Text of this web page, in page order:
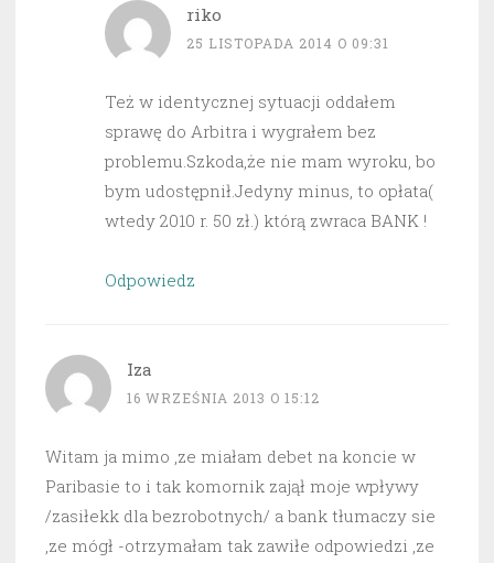
riko
25 LISTOPADA 2014 O 09:31
Też w identycznej sytuacji oddałem
sprawę do Arbitra i wygrałem bez
problemu.Szkoda,że nie mam wyroku, bo
bym udostępnił.Jedyny minus, to opłata(
wtedy 2010 r. 50 zł.) którą zwraca BANK !
Odpowiedz
Iza
16 WRZEŚNIA 2013 O 15:12
Witam ja mimo ,ze miałam debet na koncie w
Paribasie to i tak komornik zajął moje wpływy
/zasiłekk dla bezrobotnych/ a bank tłumaczy sie
,ze mógł -otrzymałam tak zawiłe odpowiedzi ,ze